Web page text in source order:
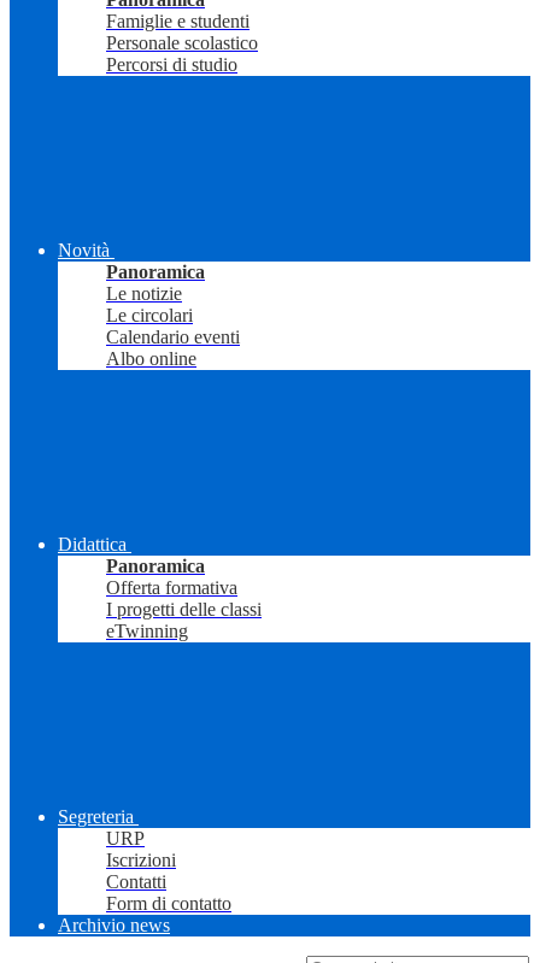
Famiglie e studenti
Personale scolastico
Percorsi di studio
Novità
Panoramica
Le notizie
Le circolari
Calendario eventi
Albo online
Didattica
Panoramica
Offerta formativa
I progetti delle classi
eTwinning
Segreteria
URP
Iscrizioni
Contatti
Form di contatto
Archivio news